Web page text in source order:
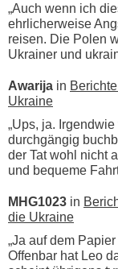
„Auch wenn ich
ehrlicherweise
reisen. Die Polen
Ukrainer und
Awarija in
Ukraine
„Ups, ja.
durchgängig
der Tat wohl nicht
und bequeme
MHG1023 in
die Ukraine
„Ja auf dem
Offenbar hat Leo